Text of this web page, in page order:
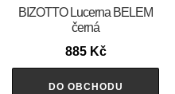
BIZOTTO Lucerna BELEM
černá
885 Kč
DO OBCHODU